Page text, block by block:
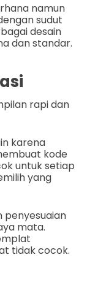
namun
sudut
desain
dan standar.
rapi dan
karena
kode
untuk setiap
yang
penyesuaian
mata.
tidak cocok.